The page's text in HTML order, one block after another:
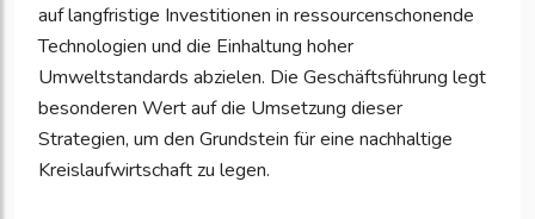
auf langfristige Investitionen in ressourcenschonende
Technologien und die Einhaltung hoher
Umweltstandards abzielen. Die Geschäftsführung legt
besonderen Wert auf die Umsetzung dieser
Strategien, um den Grundstein für eine nachhaltige
Kreislaufwirtschaft zu legen.